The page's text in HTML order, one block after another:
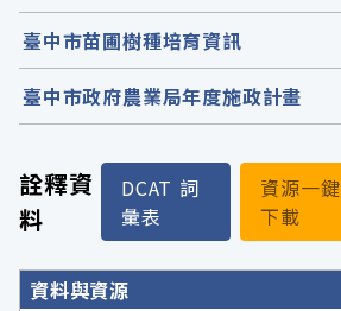
詮釋資
料
DCAT 詞
彙表
資源一鍵
下載
詮釋資料詳細內容
資料與資源
臺中市苗圃樹種培育資訊
臺中市政府農業局年度施政計畫